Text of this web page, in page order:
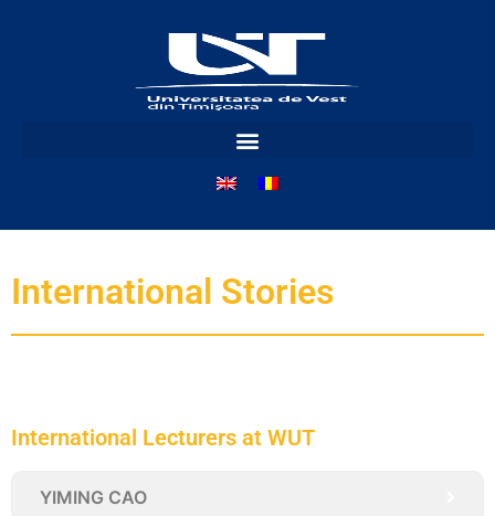
International Stories
International Lecturers at WUT
YIMING CAO